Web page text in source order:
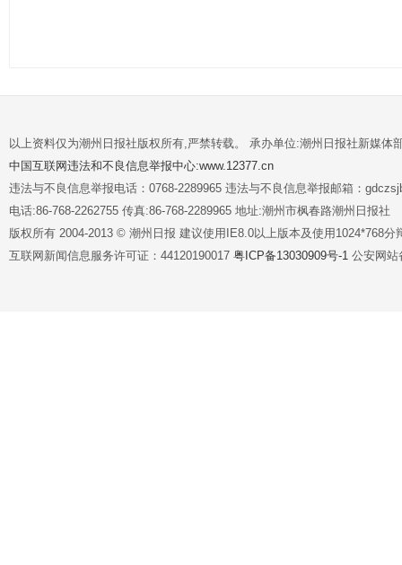
以上资料仅为潮州日报社版权所有,严禁转载。 承办单位:潮州日报社新媒体
中国互联网违法和不良信息举报中心:www.12377.cn
违法与不良信息举报电话：0768-2289965 违法与不良信息举报邮箱：
电话:86-768-2262755 传真:86-768-2289965 地址:潮州市枫春路潮州日报社
版权所有 2004-2013 © 潮州日报 建议使用IE8.0以上版本及使用1024*768分
互联网新闻信息服务许可证：44120190017 粤ICP备13030909号-1 公安网站